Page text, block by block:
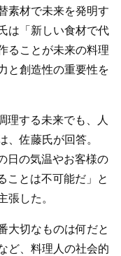
素材で未来を発明す
は「新しい食材で代
ることが未来の料理
と創造性の重要性を
理する未来でも、人
、佐藤氏が回答。
日の気温やお客様の
ことは不可能だ」と
張した。
大切なものは何だと
ど、料理人の社会的